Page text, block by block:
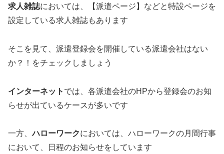
求人雑誌においては、【派遣ページ】などと特設ページを
設定している求人雑誌もあります
そこを見て、派遣登録会を開催している派遣会社はない
か？！をチェックしましょう
インターネット では、各派遣会社のHPから登録会のお知
らせが出ているケースが多いです
一方、ハローワークにおいては、ハローワークの月間行事
において、日程のお知らせをしています